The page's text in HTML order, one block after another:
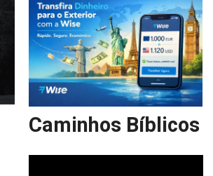
Caminhos Bíblicos